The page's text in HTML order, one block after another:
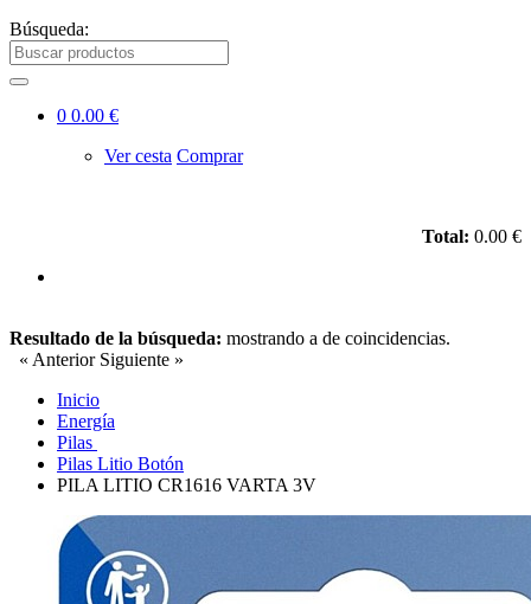
Búsqueda:
0 0.00 €
Ver cesta Comprar
Total: 0.00 €
Resultado de la búsqueda: mostrando a de coincidencias.
« Anterior Siguiente »
Inicio
Energía
Pilas
Pilas Litio Botón
PILA LITIO CR1616 VARTA 3V